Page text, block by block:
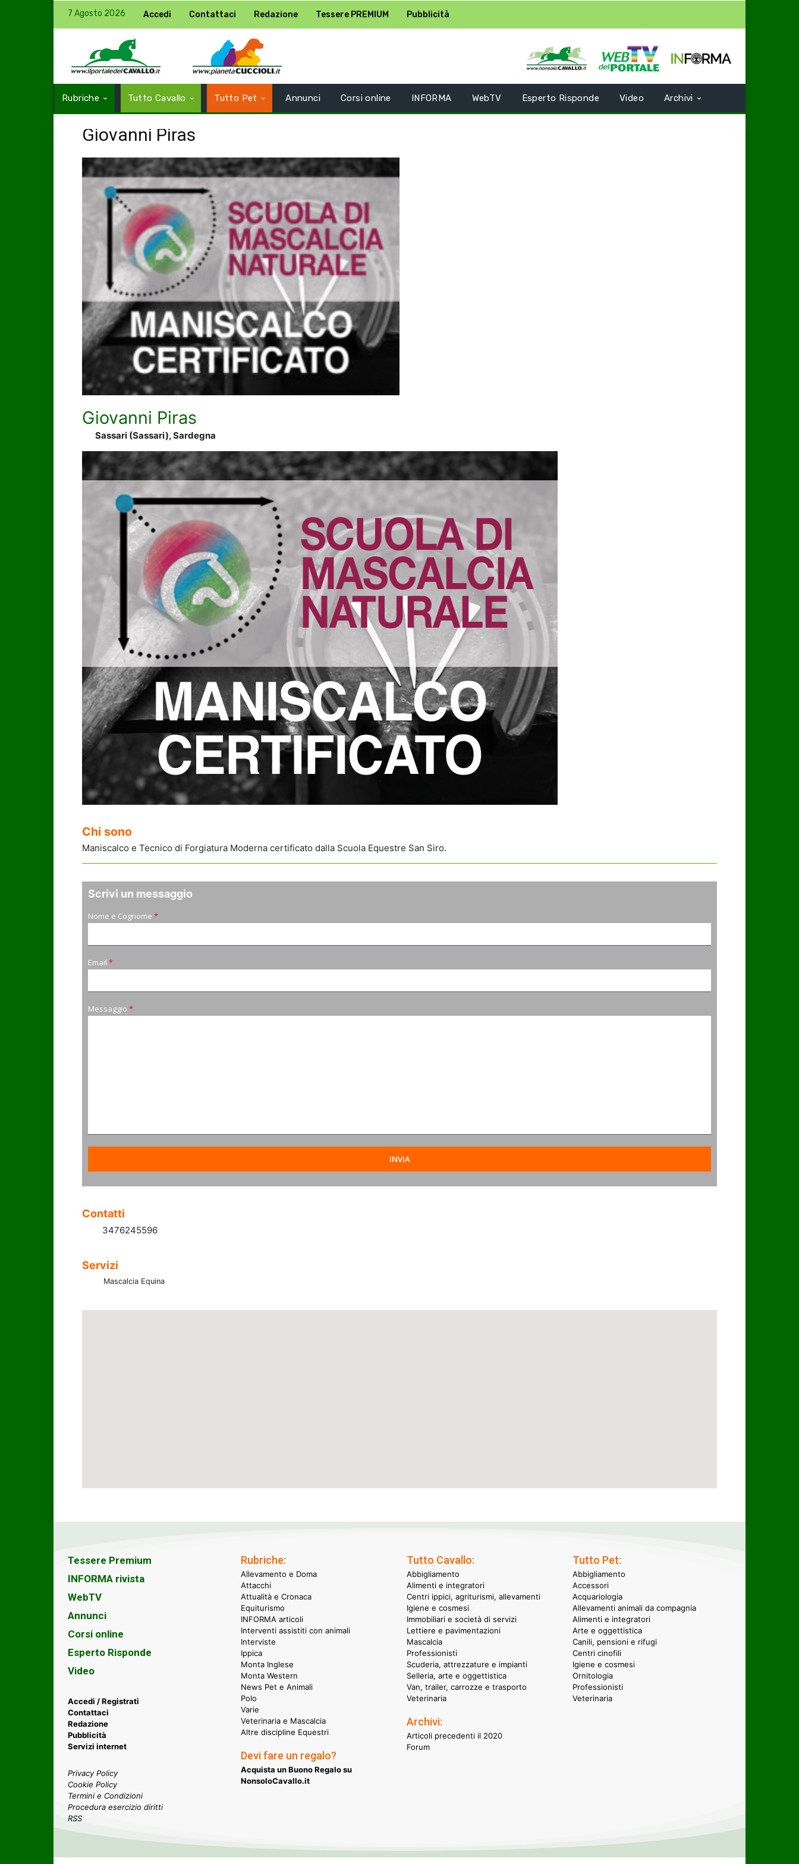
7 Agosto 2026 Accedi Contattaci Redazione Tessere PREMIUM Pubblicità
Rubriche Tutto Cavallo Tutto Pet Annunci Corsi online INFORMA WebTV Esperto Risponde Video Archivi
Giovanni Piras
Giovanni Piras
Sassari (Sassari), Sardegna
Chi sono
Maniscalco e Tecnico di Forgiatura Moderna certificato dalla Scuola Equestre San Siro.
Scrivi un messaggio
Nome e Cognome *
Email *
Messaggio *
INVIA
Contatti
3476245596
Servizi
Mascalcia Equina
Tessere Premium
INFORMA rivista
WebTV
Annunci
Corsi online
Esperto Risponde
Video
Accedi / Registrati
Contattaci
Redazione
Pubblicità
Servizi internet
Privacy Policy
Cookie Policy
Termini e Condizioni
Procedura esercizio diritti
RSS
Rubriche:
Allevamento e Doma
Attacchi
Attualità e Cronaca
Equiturismo
INFORMA articoli
Interventi assistiti con animali
Interviste
Ippica
Monta Inglese
Monta Western
News Pet e Animali
Polo
Varie
Veterinaria e Mascalcia
Altre discipline Equestri
Devi fare un regalo?
Acquista un Buono Regalo su
NonsoloCavallo.it
Tutto Cavallo:
Abbigliamento
Alimenti e integratori
Centri ippici, agriturismi, allevamenti
Igiene e cosmesi
Immobiliari e società di servizi
Lettiere e pavimentazioni
Mascalcia
Professionisti
Scuderia, attrezzature e impianti
Selleria, arte e oggettistica
Van, trailer, carrozze e trasporto
Veterinaria
Archivi:
Articoli precedenti il 2020
Forum
Tutto Pet:
Abbigliamento
Accessori
Acquariologia
Allevamenti animali da compagnia
Alimenti e integratori
Arte e oggettistica
Canili, pensioni e rifugi
Centri cinofili
Igiene e cosmesi
Ornitologia
Professionisti
Veterinaria